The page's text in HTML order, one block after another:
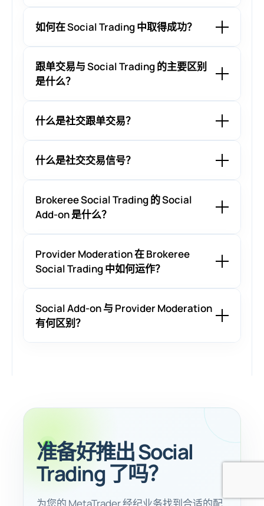
如何在 Social Trading 中取得成功？
跟单交易与 Social Trading 的主要区别
是什么？
什么是社交跟单交易？
什么是社交交易信号？
Brokeree Social Trading 的 Social
Add-on 是什么？
Provider Moderation 在 Brokeree
Social Trading 中如何运作？
Social Add-on 与 Provider Moderation
有何区别？
准备好推出 Social
Trading 了吗？